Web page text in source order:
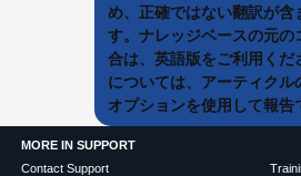
め、正確ではない翻訳が含
す。ナレッジベースの元
合は、英語版をご利用くだ
については、アーティク
オプションを使用して報告
MORE IN SUPPORT
Contact Support